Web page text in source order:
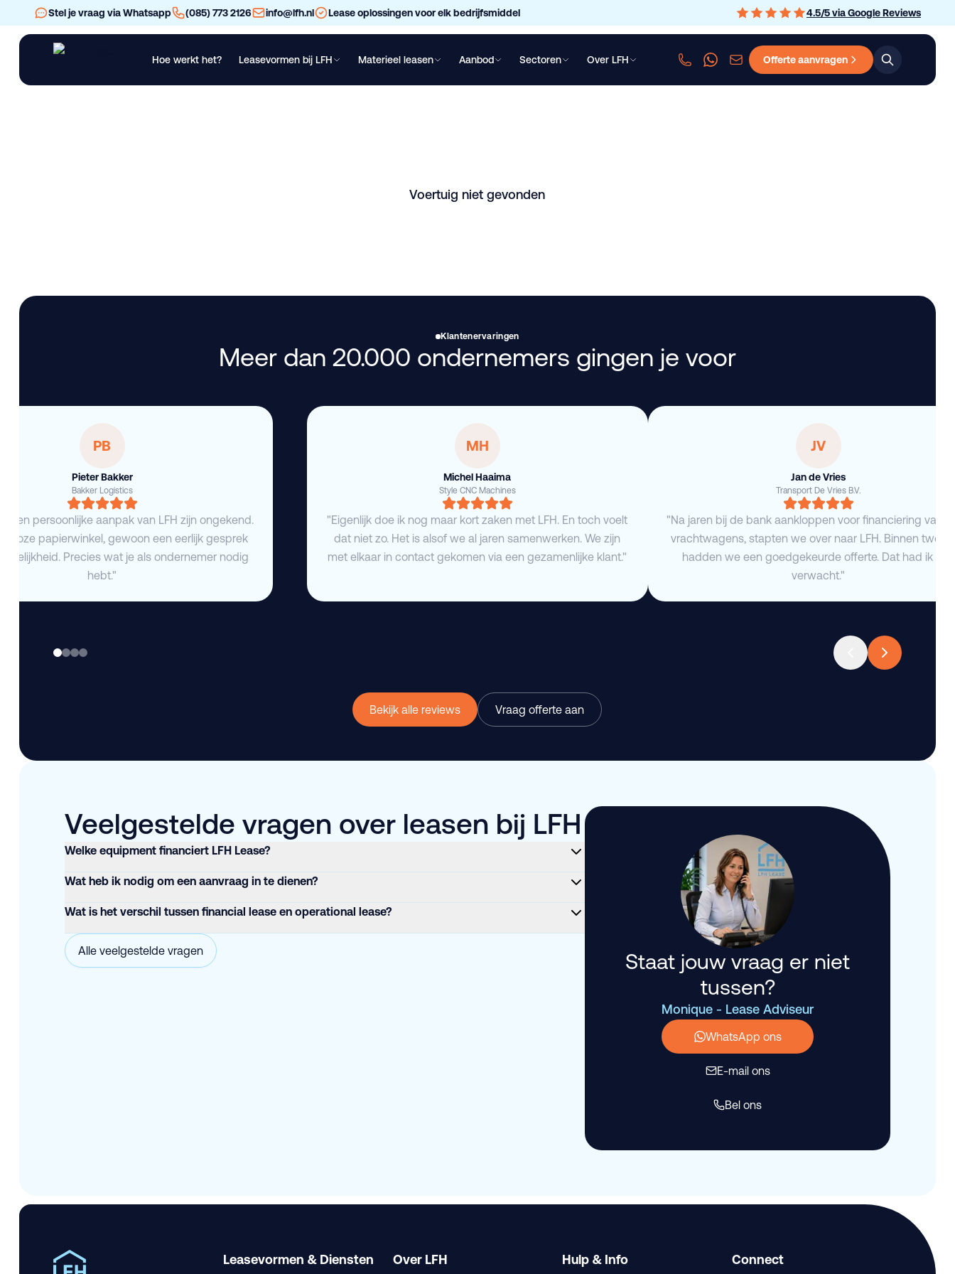
Stel je vraag via Whatsapp (085) 773 2126 info@lfh.nl Lease oplossingen voor elk bedrijfsmiddel 4.5/5via Google Reviews
Hoe werkt het? Leasevormen bij LFH Materieel leasen Aanbod Sectoren Over LFH Offerte aanvragen
Voertuig niet gevonden
Klantenervaringen
Meer dan 20.000 ondernemers gingen je voor
MH
Michel Haaima
Style CNC Machines
"Eigenlijk doe ik nog maar kort zaken met LFH. En toch voelt
dat niet zo. Het is alsof we al jaren samenwerken. We zijn
met elkaar in contact gekomen via een gezamenlijke klant."
JV
Jan de Vries
Transport De Vries B.V.
"Na jaren bij de bank aankloppen voor financiering van
vrachtwagens, stapten we over naar LFH. Binnen twee
hadden we een goedgekeurde offerte. Dat had ik niet
verwacht."
PB
Pieter Bakker
Bakker Logistics
en persoonlijke aanpak van LFH zijn ongekend.
papierwinkel, gewoon een eerlijk gesprek
Precies wat je als ondernemer nodig
hebt."
Bekijk alle reviews Vraag offerte aan
Veelgestelde vragen over leasen bij LFH
Welke equipment financiert LFH Lease?
Wat heb ik nodig om een aanvraag in te dienen?
Wat is het verschil tussen financial lease en operational lease?
Alle veelgestelde vragen
Staat jouw vraag er niet
tussen?
Monique - Lease Adviseur
WhatsApp ons
E-mail ons
Bel ons
Leasevormen & Diensten Over LFH Hulp & Info Connect